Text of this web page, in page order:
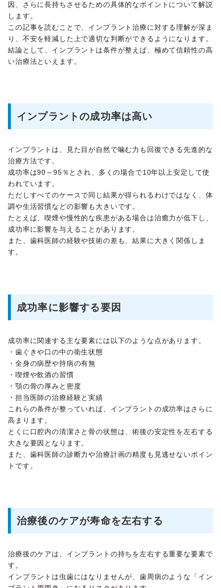
因、さらに長持ちさせるための具体的なポイントについて解説
します。
この記事を読むことで、インプラント治療に対する理解が深ま
り、不安を軽減した上で適切な判断ができるようになります。
結論として、インプラントは条件が整えば、極めて信頼性の高
い治療法といえます。
インプラントの成功率は高い
インプラントは、見た目が自然で噛む力も回復できる先進的な
治療方法です。
成功率は90～95％とされ、多くの場合で10年以上安定して使
われています。
ただしすべてのケースで同じ結果が得られるわけではなく、体
調や生活習慣などの影響も大きいです。
たとえば、喫煙や慢性的な疾患がある場合は治癒力が低下し、
成功率に影響を与えることがあります。
また、歯科医師の経験や技術の差も、結果に大きく関係しま
す。
成功率に影響する要因
成功率に関連する主な要素には以下のような点があります。
・歯ぐきや口の中の衛生状態
・全身の病歴や持病の有無
・喫煙や飲酒の習慣
・顎の骨の厚みと密度
・担当医師の治療経験と実績
これらの条件が整っていれば、インプラントの成功率はさらに
高まります。
とくに口腔内の清潔さと骨の状態は、術後の安定性を左右する
大きな要因となります。
また、歯科医師の診断力や治療計画の精度も見逃せないポイン
トです。
治療後のケアが寿命を左右する
治療後のケアは、インプラントの持ちを左右する重要な要素で
す。
インプラントは虫歯にはなりませんが、歯周病のような「イン